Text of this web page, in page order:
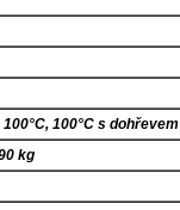
100°C, 100°C s dohřevem
kg